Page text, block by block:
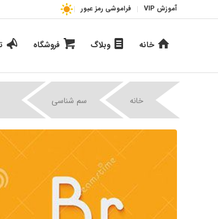
آموزش VIP فراموشی رمز عبور
خانه وبلاگ فروشگاه
خانه سم شناسی |